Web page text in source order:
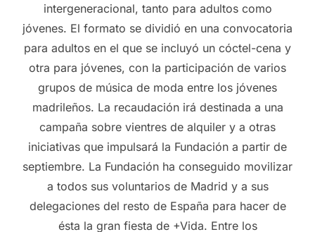
intergeneracional, tanto para adultos como
jóvenes. El formato se dividió en una convocatoria
para adultos en el que se incluyó un cóctel-cena y
otra para jóvenes, con la participación de varios
grupos de música de moda entre los jóvenes
madrileños. La recaudación irá destinada a una
campaña sobre vientres de alquiler y a otras
iniciativas que impulsará la Fundación a partir de
septiembre. La Fundación ha conseguido movilizar
a todos sus voluntarios de Madrid y a sus
delegaciones del resto de España para hacer de
ésta la gran fiesta de +Vida. Entre los